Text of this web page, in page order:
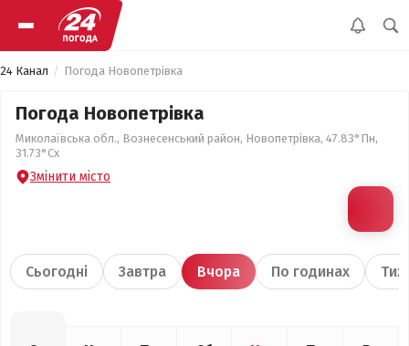
24 Канал Погода Новопетрівка
Погода Новопетрівка
Миколаївська обл., Вознесенський район, Новопетрівка, 47.83°Пн,
31.73°Сх
Змінити місто
Сьогодні Завтра Вчора По годинах